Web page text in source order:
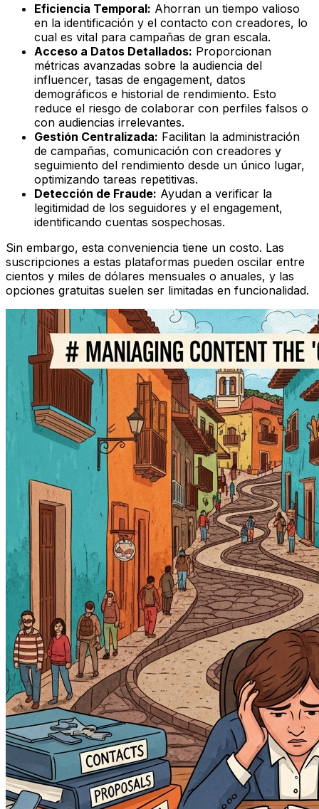
Eficiencia Temporal: Ahorran un tiempo valioso
en la identificación y el contacto con creadores, lo
cual es vital para campañas de gran escala.
Acceso a Datos Detallados: Proporcionan
métricas avanzadas sobre la audiencia del
influencer, tasas de engagement, datos
demográficos e historial de rendimiento. Esto
reduce el riesgo de colaborar con perfiles falsos o
con audiencias irrelevantes.
Gestión Centralizada: Facilitan la administración
de campañas, comunicación con creadores y
seguimiento del rendimiento desde un único lugar,
optimizando tareas repetitivas.
Detección de Fraude: Ayudan a verificar la
legitimidad de los seguidores y el engagement,
identificando cuentas sospechosas.
Sin embargo, esta conveniencia tiene un costo. Las
suscripciones a estas plataformas pueden oscilar entre
cientos y miles de dólares mensuales o anuales, y las
opciones gratuitas suelen ser limitadas en funcionalidad.